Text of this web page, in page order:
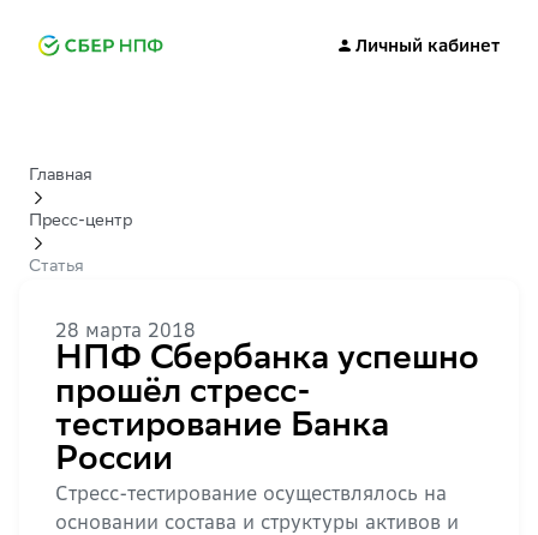
Личный кабинет
Главная
Пресс-центр
Статья
28 марта 2018
НПФ Сбербанка успешно
прошёл стресс-
тестирование Банка
России
Стресс-тестирование осуществлялось на
основании состава и структуры активов и